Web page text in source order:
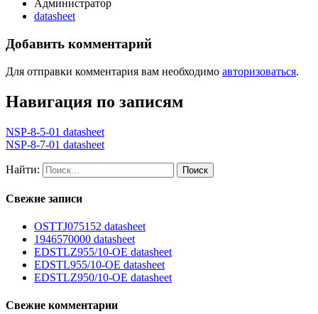
Администратор
datasheet
Добавить комментарий
Для отправки комментария вам необходимо авторизоваться.
Навигация по записям
NSP-8-5-01 datasheet
NSP-8-7-01 datasheet
Найти:
Свежие записи
OSTTJ075152 datasheet
1946570000 datasheet
EDSTLZ955/10-OE datasheet
EDSTL955/10-OE datasheet
EDSTLZ950/10-OE datasheet
Свежие комментарии